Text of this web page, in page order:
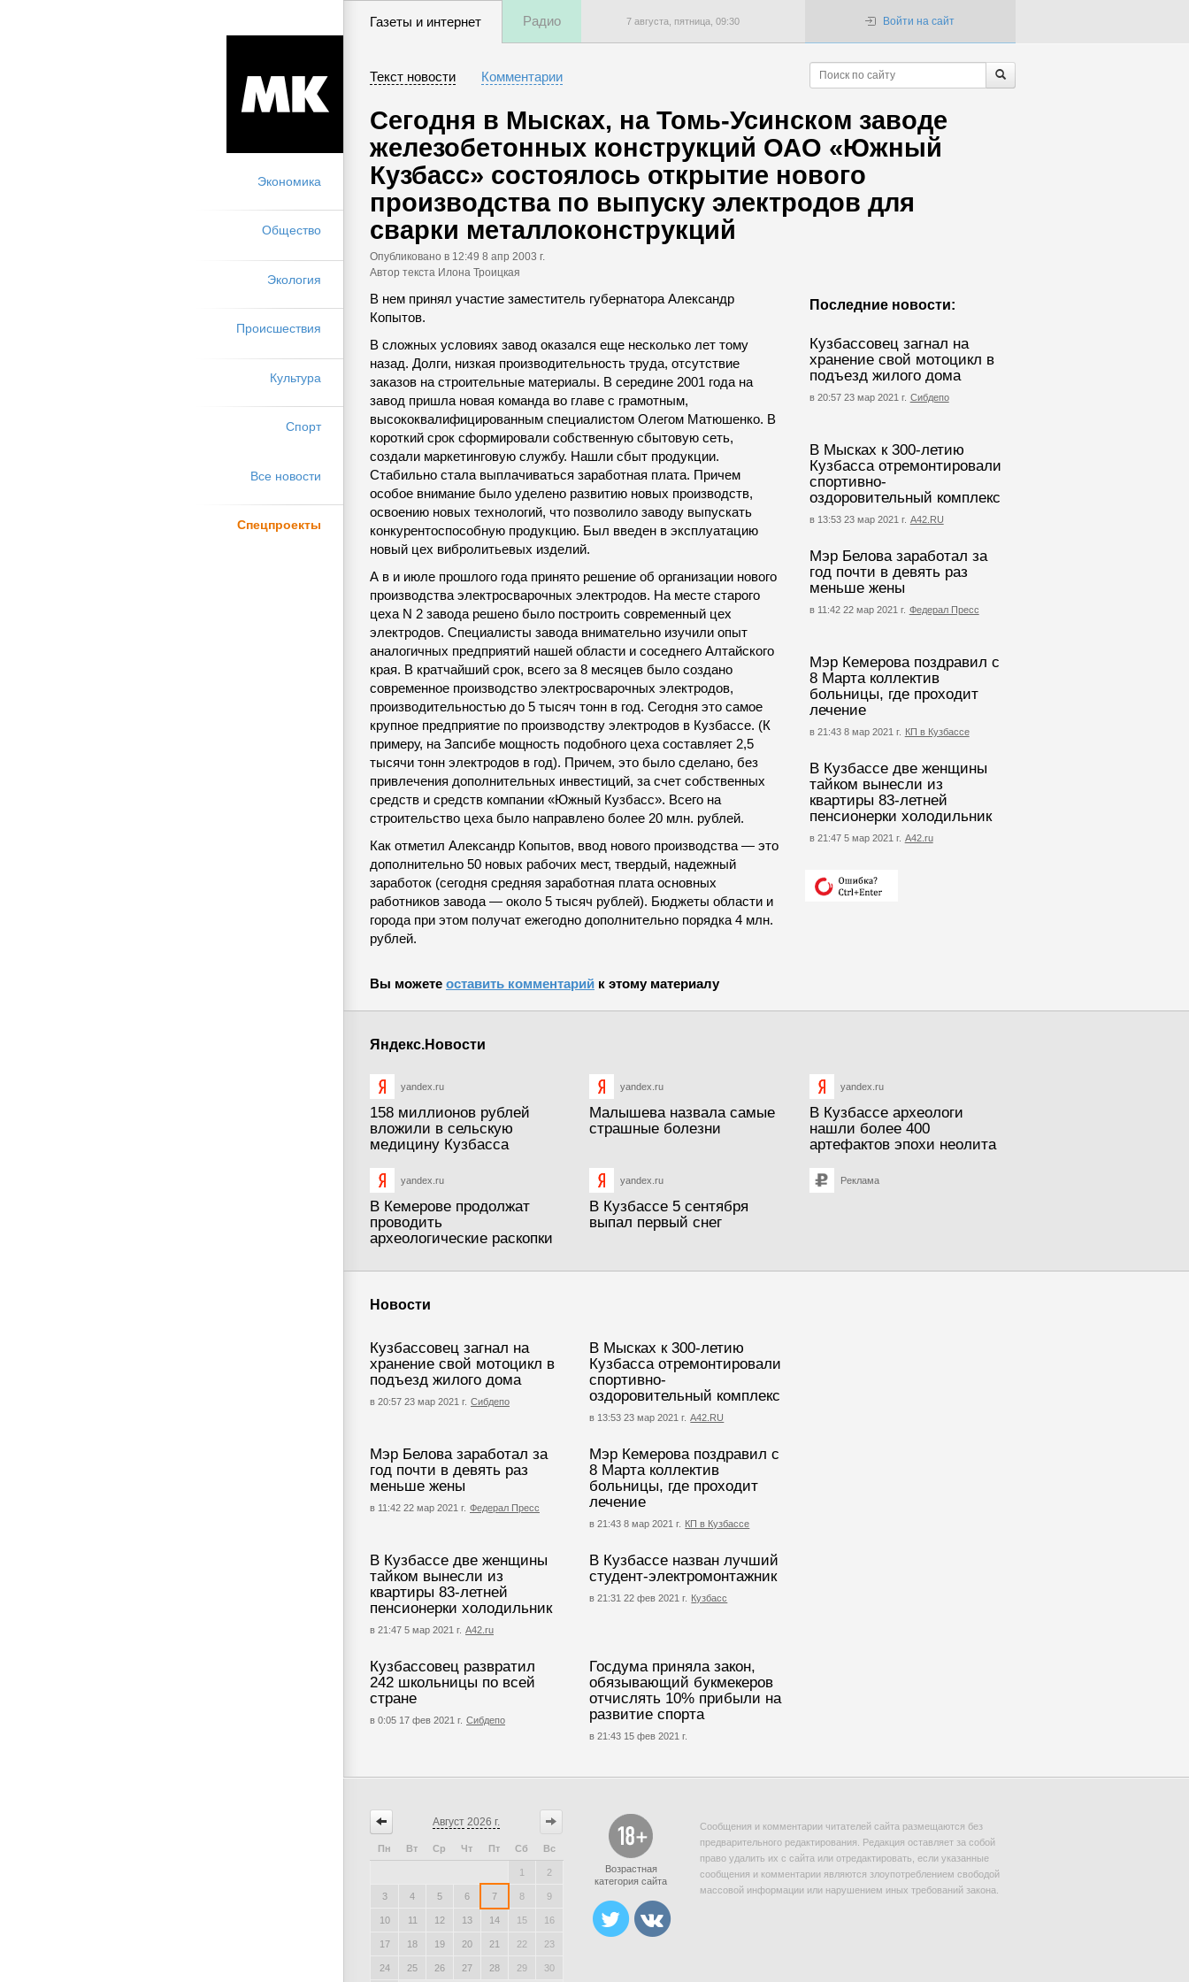
Экономика
Общество
Экология
Происшествия
Культура
Спорт
Все новости
Спецпроекты
Газеты и интернет Радио 7 августа, пятница, 09:30 Войти на сайт
Текст новости Комментарии
Сегодня в Мысках, на Томь-Усинском заводе
железобетонных конструкций ОАО «Южный
Кузбасс» состоялось открытие нового
производства по выпуску электродов для
сварки металлоконструкций
Опубликовано в 12:49 8 апр 2003 г.
Автор текста Илона Троицкая
Последние новости:
Кузбассовец загнал на
хранение свой мотоцикл в
подъезд жилого дома
в 20:57 23 мар 2021 г. Сибдепо
В Мысках к 300-летию
Кузбасса отремонтировали
спортивно-
оздоровительный комплекс
в 13:53 23 мар 2021 г. А42.RU
Мэр Белова заработал за
год почти в девять раз
меньше жены
в 11:42 22 мар 2021 г. Федерал Пресс
Мэр Кемерова поздравил с
8 Марта коллектив
больницы, где проходит
лечение
в 21:43 8 мар 2021 г. КП в Кузбассе
В Кузбассе две женщины
тайком вынесли из
квартиры 83-летней
пенсионерки холодильник
в 21:47 5 мар 2021 г. А42.ru
В нем принял участие заместитель губернатора Александр
Копытов.
В сложных условиях завод оказался еще несколько лет тому
назад. Долги, низкая производительность труда, отсутствие
заказов на строительные материалы. В середине 2001 года на
завод пришла новая команда во главе с грамотным,
высококвалифицированным специалистом Олегом Матюшенко. В
короткий срок сформировали собственную сбытовую сеть,
создали маркетинговую службу. Нашли сбыт продукции.
Стабильно стала выплачиваться заработная плата. Причем
особое внимание было уделено развитию новых производств,
освоению новых технологий, что позволило заводу выпускать
конкурентоспособную продукцию. Был введен в эксплуатацию
новый цех вибролитьевых изделий.
А в и июле прошлого года принято решение об организации нового
производства электросварочных электродов. На месте старого
цеха N 2 завода решено было построить современный цех
электродов. Специалисты завода внимательно изучили опыт
аналогичных предприятий нашей области и соседнего Алтайского
края. В кратчайший срок, всего за 8 месяцев было создано
современное производство электросварочных электродов,
производительностью до 5 тысяч тонн в год. Сегодня это самое
крупное предприятие по производству электродов в Кузбассе. (К
примеру, на Запсибе мощность подобного цеха составляет 2,5
тысячи тонн электродов в год). Причем, это было сделано, без
привлечения дополнительных инвестиций, за счет собственных
средств и средств компании «Южный Кузбасс». Всего на
строительство цеха было направлено более 20 млн. рублей.
Как отметил Александр Копытов, ввод нового производства — это
дополнительно 50 новых рабочих мест, твердый, надежный
заработок (сегодня средняя заработная плата основных
работников завода — около 5 тысяч рублей). Бюджеты области и
города при этом получат ежегодно дополнительно порядка 4 млн.
рублей.
Вы можете оставить комментарий к этому материалу
Яндекс.Новости
yandex.ru
158 миллионов рублей
вложили в сельскую
медицину Кузбасса
yandex.ru
Малышева назвала самые
страшные болезни
yandex.ru
В Кузбассе археологи
нашли более 400
артефактов эпохи неолита
yandex.ru
В Кемерове продолжат
проводить
археологические раскопки
yandex.ru
В Кузбассе 5 сентября
выпал первый снег
Реклама
Новости
Кузбассовец загнал на
хранение свой мотоцикл в
подъезд жилого дома
в 20:57 23 мар 2021 г. Сибдепо
В Мысках к 300-летию
Кузбасса отремонтировали
спортивно-
оздоровительный комплекс
в 13:53 23 мар 2021 г. А42.RU
Мэр Белова заработал за
год почти в девять раз
меньше жены
в 11:42 22 мар 2021 г. Федерал Пресс
Мэр Кемерова поздравил с
8 Марта коллектив
больницы, где проходит
лечение
в 21:43 8 мар 2021 г. КП в Кузбассе
В Кузбассе две женщины
тайком вынесли из
квартиры 83-летней
пенсионерки холодильник
в 21:47 5 мар 2021 г. А42.ru
В Кузбассе назван лучший
студент-электромонтажник
в 21:31 22 фев 2021 г. Кузбасс
Кузбассовец развратил
242 школьницы по всей
стране
в 0:05 17 фев 2021 г. Сибдепо
Госдума приняла закон,
обязывающий букмекеров
отчислять 10% прибыли на
развитие спорта
в 21:43 15 фев 2021 г.
Август 2026 г.
Пн Вт Ср Чт Пт Сб Вс
1 2
3 4 5 6 7 8 9
10 11 12 13 14 15 16
17 18 19 20 21 22 23
24 25 26 27 28 29 30
Возрастная
категория сайта
Сообщения и комментарии читателей сайта размещаются без
предварительного редактирования. Редакция оставляет за собой
право удалить их с сайта или отредактировать, если указанные
сообщения и комментарии являются злоупотреблением свободой
массовой информации или нарушением иных требований закона.